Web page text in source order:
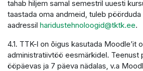
tahab hiljem samal semestril uuesti
taastada oma andmeid, tuleb
aadressil haridustehnoloogid@tktk.ee.
4.1. TTK-l on õigus kasutada Moodle’it
administratiivtöö eesmärkidel. Teenust
ööpäevas ja 7 päeva nädalas, v.a